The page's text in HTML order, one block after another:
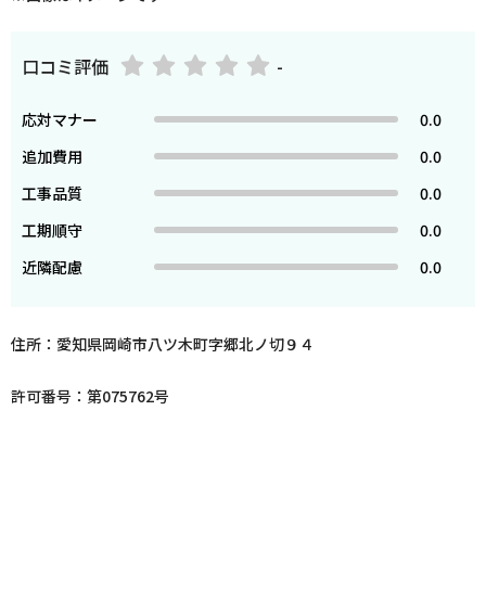
口コミ評価 -
応対マナー
0.0
追加費用
0.0
工事品質
0.0
工期順守
0.0
近隣配慮
0.0
住所：愛知県岡崎市八ツ木町字郷北ノ切９４
許可番号：第075762号